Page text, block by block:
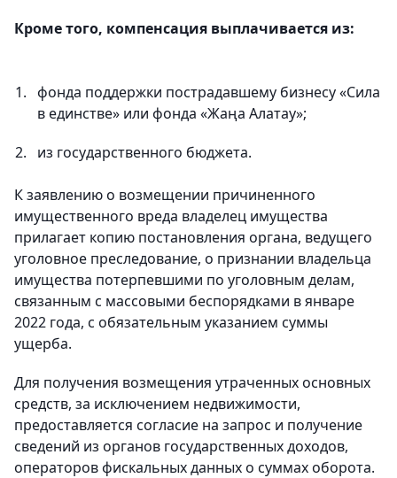
Кроме того, компенсация выплачивается из:
фонда поддержки пострадавшему бизнесу «Сила
в единстве» или фонда «Жаңа Алатау»;
из государственного бюджета.
К заявлению о возмещении причиненного
имущественного вреда владелец имущества
прилагает копию постановления органа, ведущего
уголовное преследование, о признании владельца
имущества потерпевшими по уголовным делам,
связанным с массовыми беспорядками в январе
2022 года, с обязательным указанием суммы
ущерба.
Для получения возмещения утраченных основных
средств, за исключением недвижимости,
предоставляется согласие на запрос и получение
сведений из органов государственных доходов,
операторов фискальных данных о суммах оборота.